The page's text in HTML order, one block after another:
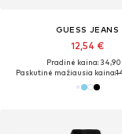
GUESS JEANS
12,54 €
Pradinė kaina: 34,90
Paskutinė mažiausia kaina: